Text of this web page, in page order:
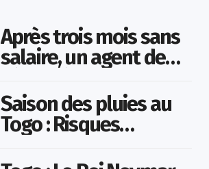
Après trois mois sans
salaire, un agent de
mairie qu’il surveillait
Saison des pluies au
Togo : Risques